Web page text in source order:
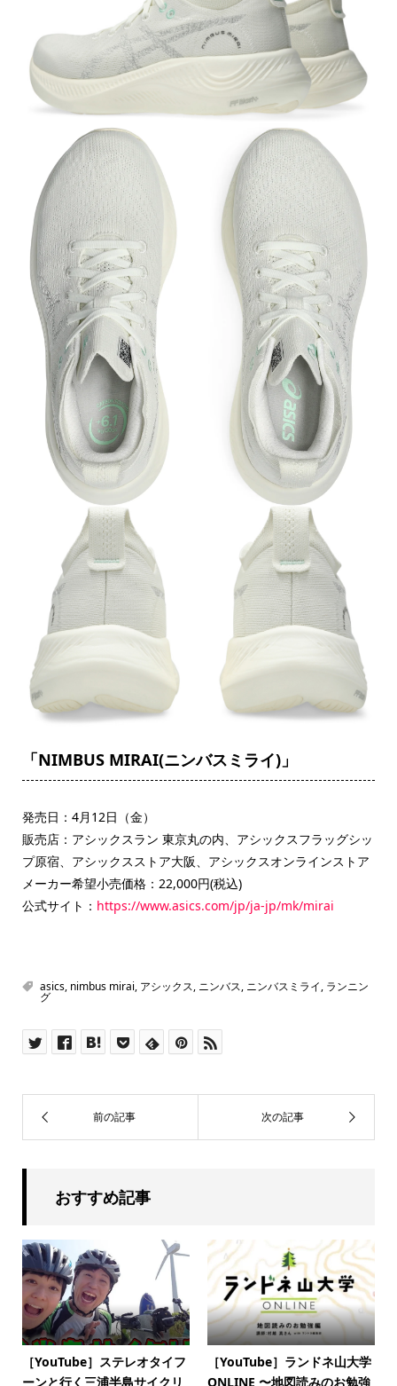
「NIMBUS MIRAI(ニンバスミライ)」
発売日：4月12日（金）
販売店：アシックスラン 東京丸の内、アシックスフラッグシッ
プ原宿、アシックスストア大阪、アシックスオンラインストア
メーカー希望小売価格：22,000円(税込)
公式サイト： https://www.asics.com/jp/ja-jp/mk/mirai
asics, nimbus mirai, アシックス, ニンバス, ニンバスミライ, ランニン
グ
おすすめ記事
［YouTube］ステレオタイフ
ーンと行く三浦半島サイクリ
［YouTube］ランドネ山大学
ONLINE 〜地図読みのお勉強